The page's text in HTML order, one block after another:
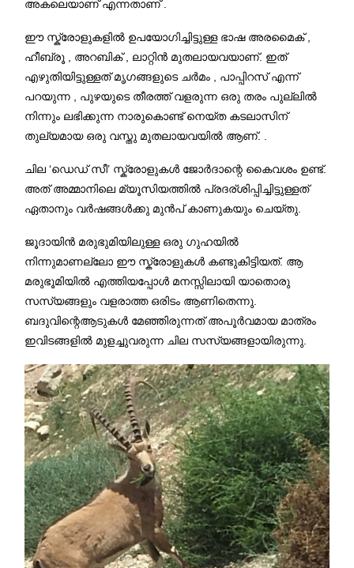
അകലെയാണ് എന്നതാണ് .
ഈ സ്ക്രോളുകളിൽ ഉപയോഗിച്ചിട്ടുള്ള ഭാഷ അരമൈക് ,
ഹീബ്രൂ , അറബിക് , ലാറ്റിൻ മുതലായവയാണ്. ഇത്
എഴുതിയിട്ടുള്ളത് മൃഗങ്ങളുടെ ചർമം , പാപ്പിറസ് എന്ന്
പറയുന്ന , പുഴയുടെ തീരത്ത് വളരുന്ന ഒരു തരം പുല്ലിൽ
നിന്നും ലഭിക്കുന്ന നാരുകൊണ്ട് നെയ്ത കടലാസിന്
തുല്യമായ ഒരു വസ്തു മുതലായവയിൽ ആണ്. .
ചില ‘ഡെഡ് സീ’ സ്ക്രോളുകൾ ജോർദാന്റെ കൈവശം ഉണ്ട്.
അത് അമ്മാനിലെ മ്യൂസിയത്തിൽ പ്രദര്ശിപ്പിച്ചിട്ടുള്ളത്
ഏതാനും വർഷങ്ങൾക്കു മുൻപ് കാണുകയും ചെയ്തു.
ജൂദായിൻ മരുഭുമിയിലുള്ള ഒരു ഗുഹയിൽ
നിന്നുമാണല്ലോ ഈ സ്ക്രോളുകൾ കണ്ടുകിട്ടിയത്. ആ
മരുഭൂമിയിൽ എത്തിയപ്പോൾ മനസ്സിലായി യാതൊരു
സസ്യങ്ങളും വളരാത്ത ഒരിടം ആണിതെന്നു.
ബദുവിന്റെആടുകൾ മേഞ്ഞിരുന്നത് അപൂർവമായ മാത്രം
ഇവിടങ്ങളിൽ മുളച്ചുവരുന്ന ചില സസ്യങ്ങളായിരുന്നു.